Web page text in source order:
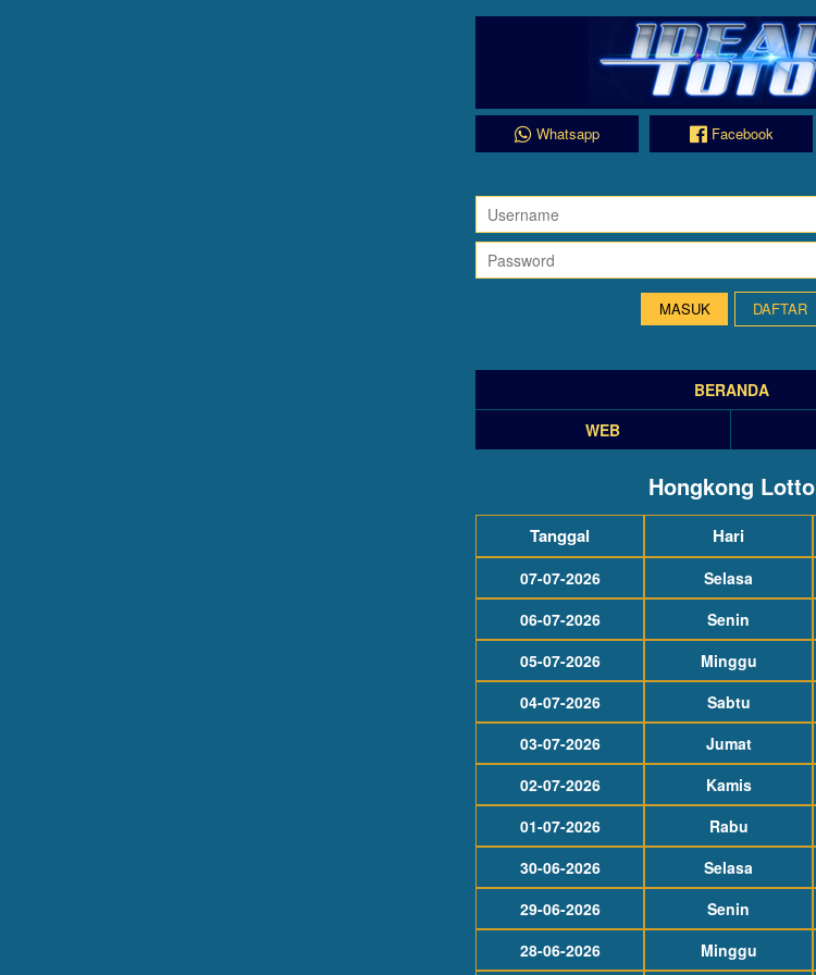
Whatsapp Facebook
DAFTAR
BERANDA
WEB
Hongkong Lotto
Tanggal Hari
07-07-2026 Selasa
06-07-2026
Senin
05-07-2026
Minggu
04-07-2026
Sabtu
03-07-2026
Jumat
02-07-2026
Kamis
01-07-2026
Rabu
30-06-2026
Selasa
29-06-2026
Senin
28-06-2026
Minggu